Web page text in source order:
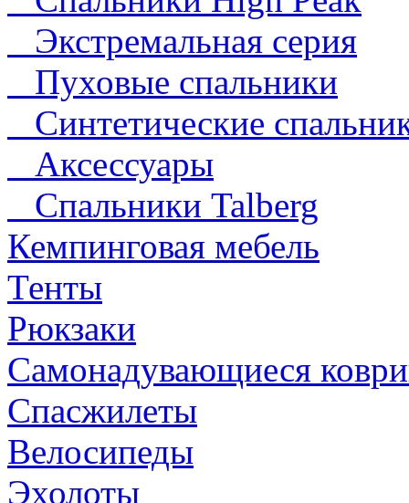
Экстремальная серия
Пуховые спальники
Синтетические
Аксессуары
Спальники Talberg
Кемпинговая мебель
Тенты
Рюкзаки
Самонадувающиеся
Спасжилеты
Велосипеды
Эхолоты